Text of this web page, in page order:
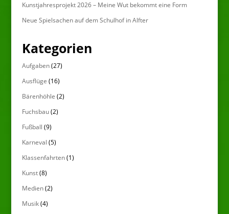
Kunstjahresprojekt 2026 – Meine Wut bekommt eine Form
Neue Spielsachen auf dem Schulhof in Alfter
Kategorien
Aufgaben(27)
Ausflüge (16)
Bärenhöhle (2)
Fuchsbau(2)
Fußball (9)
Karneval (5)
Klassenfahrten(1)
Kunst(8)
Medien(2)
Musik(4)